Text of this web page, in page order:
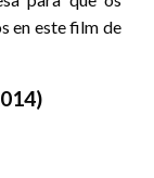
en este film de